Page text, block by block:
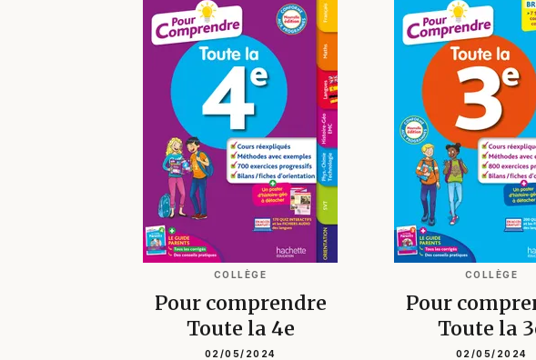
COLLÈGE
Pour comprendre
Toute la 4e
02/05/2024
COLLÈGE
Pour
Toute la
02/05/2024